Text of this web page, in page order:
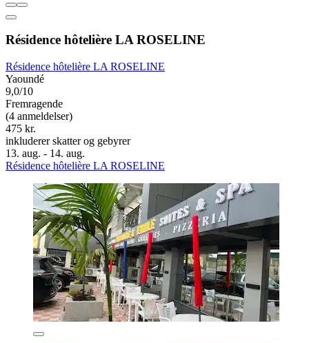
Résidence hôtelière LA ROSELINE
Résidence hôtelière LA ROSELINE
Yaoundé
9,0/10
Fremragende
(4 anmeldelser)
475 kr.
inkluderer skatter og gebyrer
13. aug. - 14. aug.
Résidence hôtelière LA ROSELINE